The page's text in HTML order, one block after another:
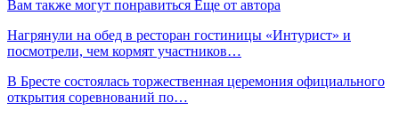
Вам также могут понравиться Еще от автора
Нагрянули на обед в ресторан гостиницы «Интурист» и
посмотрели, чем кормят участников…
В Бресте состоялась торжественная церемония официального
открытия соревнований по…